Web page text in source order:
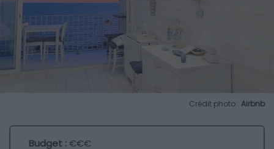
Crédit photo : Airbnb
Budget :€€€